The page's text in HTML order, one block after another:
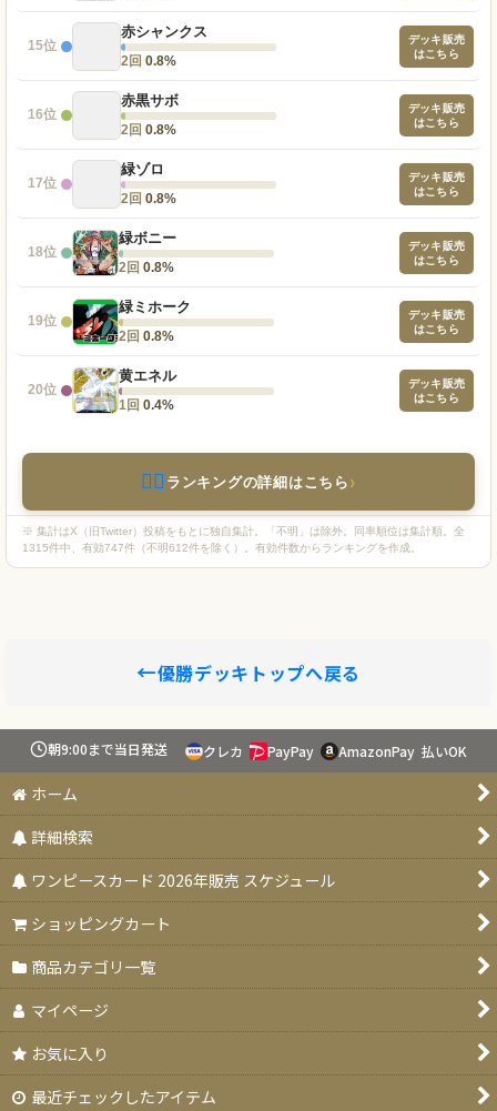
15位
赤シャンクス
2回 0.8%
デッキ販売
はこちら
16位
赤黒サボ
2回 0.8%
デッキ販売
はこちら
17位
緑ゾロ
2回 0.8%
デッキ販売
はこちら
18位
緑ボニー
2回 0.8%
デッキ販売
はこちら
19位
緑ミホーク
2回 0.8%
デッキ販売
はこちら
20位
黄エネル
1回 0.4%
デッキ販売
はこちら
🏴‍☠️ ランキングの詳細はこちら ›
※ 集計はX（旧Twitter）投稿をもとに独自集計。「不明」は除外。同率順位は集計順。全
1315件中、有効747件（不明612件を除く）。有効件数からランキングを作成。
←優勝デッキトップへ戻る
朝9:00まで当日発送 クレカ PayPay AmazonPay 払いOK
ホーム
詳細検索
ワンピースカード 2026年販売 スケジュール
ショッピングカート
商品カテゴリ一覧
マイページ
お気に入り
最近チェックしたアイテム